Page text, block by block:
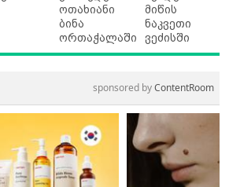
ოთახიანი
ბინა
ორთაჭალაში
მიწის
ნაკვეთი
ვეძისში
sponsored byContentRoom